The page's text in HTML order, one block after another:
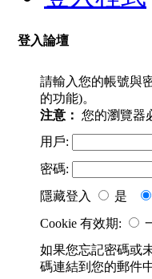
登入論壇
請輸入您的帳號與
的功能)。
注意： 您的瀏覽器
用戶:
密碼:
隱藏登入
是
Cookie 有效期:
如果您忘記密碼或
碼連結到您的郵件